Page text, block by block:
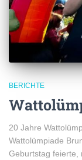
BERICHTE
20 Jahre
Wattolümpiade
Geburtstag feierte,